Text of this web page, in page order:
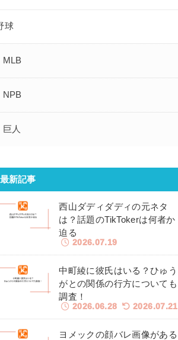
球
MLB
NPB
巨人
最新記事
西山ダディダディの元ネタ
は？話題のTikTokerは何者か
迫る
2026.07.19
中町綾に彼氏はいる？ひゅう
がとの関係の行方についても
調査！
2026.06.28 2026.07.21
ヨメックの顔バレ画像がある